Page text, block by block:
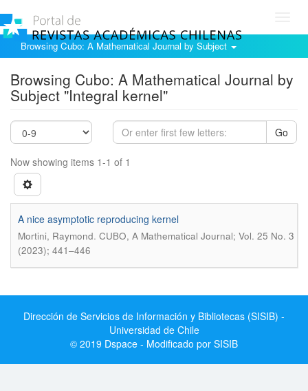
Browsing Cubo: A Mathematical Journal by Subject
Browsing Cubo: A Mathematical Journal by
Subject "Integral kernel"
Go
Now showing items 1-1 of 1
A nice asymptotic reproducing kernel
Mortini, Raymond. CUBO, A Mathematical Journal; Vol. 25 No. 3
(2023); 441–446
Dirección de Servicios de Información y Bibliotecas (SISIB) -
Universidad de Chile
© 2019 Dspace - Modificado por SISIB